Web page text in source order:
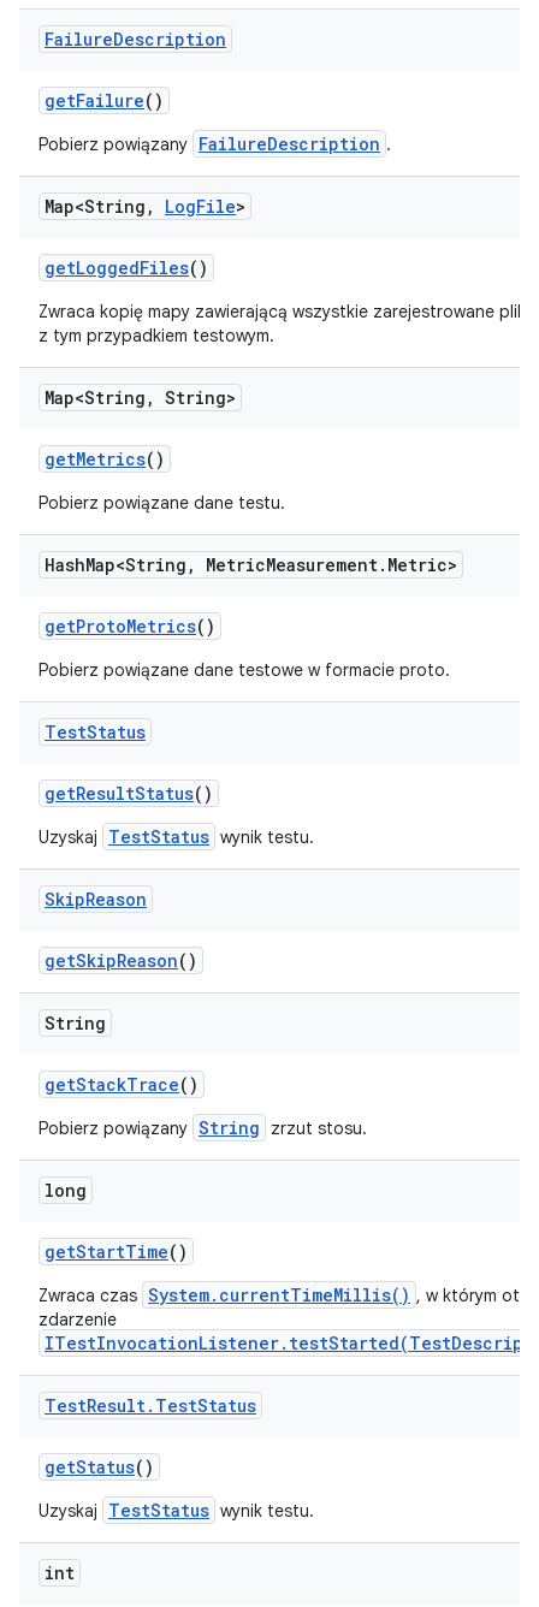
FailureDescription
getFailure()
Pobierz powiązany FailureDescription .
Map<String , LogFile>
getLoggedFiles()
Zwraca kopię mapy zawierającą wszystkie zarejestrowane pliki
z tym przypadkiem testowym.
Map<String , String>
getMetrics()
Pobierz powiązane dane testu.
HashMap<String , MetricMeasurement. Metric>
getProtoMetrics()
Pobierz powiązane dane testowe w formacie proto.
TestStatus
getResultStatus()
Uzyskaj TestStatus wynik testu.
SkipReason
getSkipReason()
String
getStackTrace()
Pobierz powiązany String zrzut stosu.
long
getStartTime()
Zwraca czas System.currentTimeMillis() , w którym
zdarzenie
TestResult. TestStatus
getStatus()
Uzyskaj TestStatus wynik testu.
int